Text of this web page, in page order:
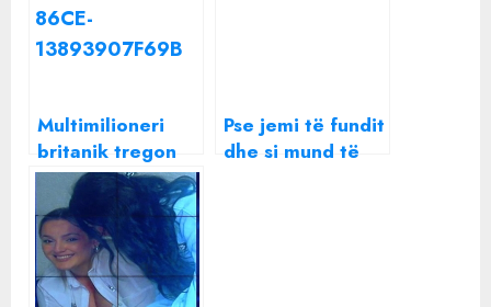
Multimilioneri
britanik tregon
disa mënyra se si
mund të jetoni
‘falas’
Pse jemi të fundit
dhe si mund të